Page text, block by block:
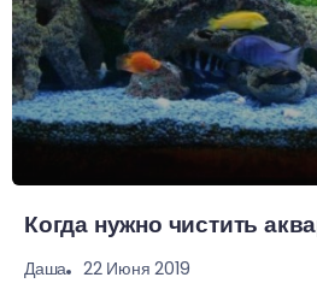
Когда нужно чистить
Даша 22 Июня 2019